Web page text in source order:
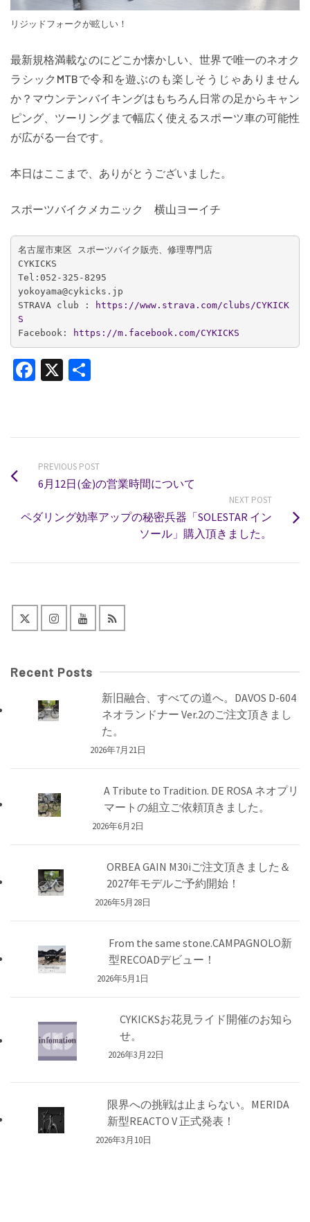
リジッドフォークが眩しい！
最新規格満載なのにどこか懐かしい、世界で唯一のネオク
ラシックMTBで令和を遊ぶのも楽しそうじゃありません
か？マウンテンバイキングはもちろん日常の足からキャン
ピング、ツーリングまで幅広く使えるスポーツ車の可能性
が広がる一台です。
本日はここまで、ありがとうございました。
スポーツバイクメカニック 横山ヨーイチ
名古屋市東区 スポーツバイク販売、修理専門店
CYKICKS
Tel:052-325-8295
yokoyama@cykicks.jp
STRAVA club :
https://www.strava.com/clubs/CYKICK
S
Facebook:
https://m.facebook.com/CYKICKS
Facebook
X
PREVIOUS POST
6月12日(金)の営業時間について
NEXT POST
ペダリング効率アップの秘密兵器「SOLESTAR イン
ソール」購入頂きました。
Recent Posts
新旧融合、すべての道へ。DAVOS D-604
ネオランドナー Ver.2のご注文頂きまし
た。
2026年7月21日
A Tribute to Tradition. DE ROSA ネオプリ
マートの組立ご依頼頂きました。
2026年6月2日
ORBEA GAIN M30iご注文頂きました＆
2027年モデルご予約開始！
2026年5月28日
From the same stone.CAMPAGNOLO新
型RECOADデビュー！
2026年5月1日
CYKICKSお花見ライド開催のお知ら
せ。
2026年3月22日
限界への挑戦は止まらない。MERIDA
新型REACTO V 正式発表！
2026年3月10日